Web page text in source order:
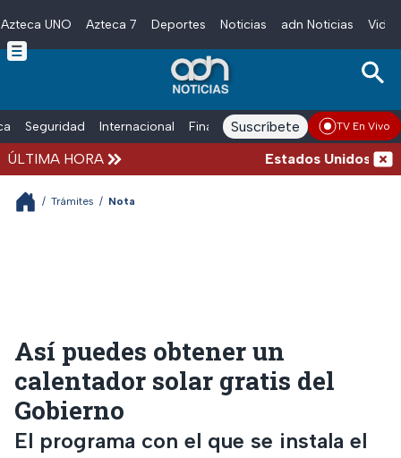
Skip to main content
Azteca UNO Azteca 7 Deportes Noticias adn Noticias
Seguridad Internacional Finanzas adn Noticias Radio
Suscríbete TV En Vivo
ÚLTIMA HORA Estados Unidos
/ Trámites / Nota
Así puedes obtener un
calentador solar gratis del
Gobierno
El programa con el que se instala el